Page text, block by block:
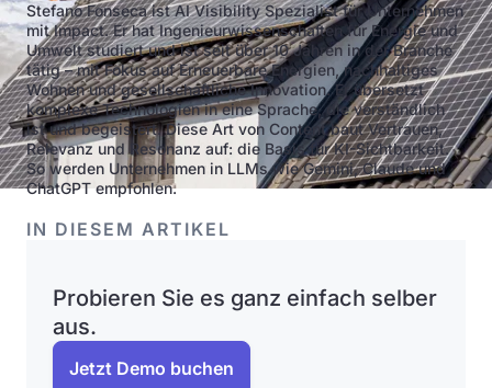
Stefano Fonseca ist AI Visibility Spezialist für Unternehmen
mit Impact. Er hat Ingenieurwissenschaften für Energie und
Umwelt studiert und ist seit über 10 Jahren in der Branche
tätig – mit Fokus auf Erneuerbare Energien, nachhaltiges
Wohnen und gesellschaftliche Innovation. Er übersetzt
komplexe Technologien in eine Sprache, die verständlich
ist und begeistert. Diese Art von Content baut Vertrauen,
Relevanz und Resonanz auf: die Basis für KI-Sichtbarkeit.
So werden Unternehmen in LLMs wie Gemini, Claude und
ChatGPT empfohlen.
IN DIESEM ARTIKEL
Probieren Sie es ganz einfach selber
aus.
Jetzt Demo buchen